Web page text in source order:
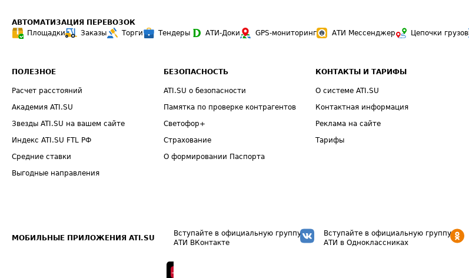
АВТОМАТИЗАЦИЯ ПЕРЕВОЗОК
Площадки
Заказы Торги Тендеры АТИ-Доки GPS-мониторинг АТИ Мессенджер Цепочки грузов
ПОЛЕЗНОЕ
Расчет расстояний
Академия ATI.SU
Звезды ATI.SU на вашем сайте
Индекс ATI.SU FTL РФ
Средние ставки
Выгодные направления
БЕЗОПАСНОСТЬ
ATI.SU о безопасности
Памятка по проверке контрагентов
Светофор+
Страхование
О формировании Паспорта
КОНТАКТЫ И ТАРИФЫ
О системе ATI.SU
Контактная информация
Реклама на сайте
Тарифы
МОБИЛЬНЫЕ ПРИЛОЖЕНИЯ ATI.SU
Вступайте в официальную группу
АТИ ВКонтакте
Вступайте в официальную группу
АТИ в Одноклассниках